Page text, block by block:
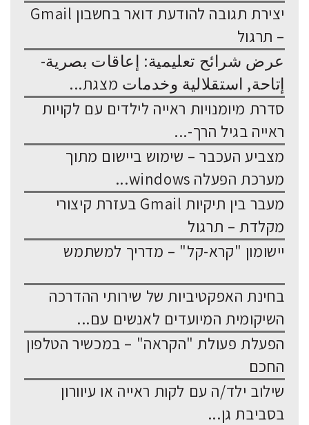
יצירת תגובה להודעת דואר בחשבון Gmail
– תרגול
عرض شرائح تعليمية: إعاقات بصرية-
إتاحة, استقلالية وخدمات מצגת...
סדרת מיומנויות ראייה לילדים עם לקויות
ראייה בגיל הרך-...
מצביע העכבר – שימוש ביישום מתוך
מערכת הפעלה windows...
מעבר בין תיקיות Gmail בעזרת קיצורי
מקלדת – תרגול
יישומון "קרא-קל" – מדריך למשתמש
בחינת האפקטיביות של שירותי ההדרכה
השיקומית המיועדים לאנשים עם...
הפעלת פעולת "הקראה" – במכשיר הטלפון
החכם
שילוב ילד/ה עם לקות ראייה או עיוורון
בסביבת גן...